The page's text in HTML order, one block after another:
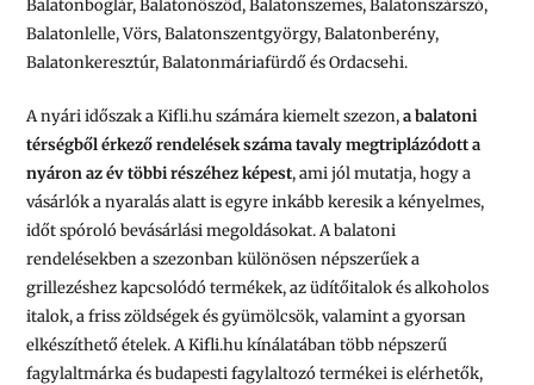
Balatonboglár, Balatonőszöd, Balatonszemes, Balatonszárszó,
Balatonlelle, Vörs, Balatonszentgyörgy, Balatonberény,
Balatonkeresztúr, Balatonmáriafürdő és Ordacsehi.
A nyári időszak a Kifli.hu számára kiemelt szezon,a balatoni
térségből érkező rendelések száma tavaly megtriplázódott a
nyáron az év többi részéhez képest, ami jól mutatja, hogy a
vásárlók a nyaralás alatt is egyre inkább keresik a kényelmes,
időt spóroló bevásárlási megoldásokat. A balatoni
rendelésekben a szezonban különösen népszerűek a
grillezéshez kapcsolódó termékek, az üdítőitalok és alkoholos
italok, a friss zöldségek és gyümölcsök, valamint a gyorsan
elkészíthető ételek. A Kifli.hu kínálatában több népszerű
fagylaltmárka és budapesti fagylaltozó termékei is elérhetők,